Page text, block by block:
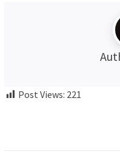
Post Views: 221